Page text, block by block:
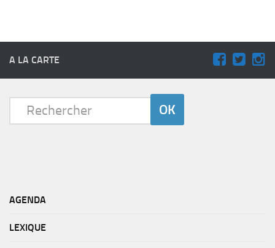
A LA CARTE
AGENDA
LEXIQUE